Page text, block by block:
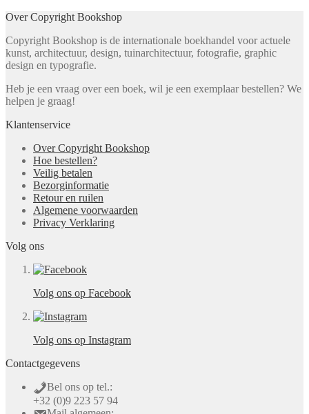
Over Copyright Bookshop
Copyright Bookshop is de internationale boekhandel voor actuele
kunst, architectuur, design, tuinarchitectuur, fotografie, graphic
design en typografie.
Heb je een vraag over een boek, wil je een exemplaar bestellen? We
helpen je graag!
Klantenservice
Over Copyright Bookshop
Hoe bestellen?
Veilig betalen
Bezorginformatie
Retour en ruilen
Algemene voorwaarden
Privacy Verklaring
Volg ons
Volg ons op Facebook
Volg ons op Instagram
Contactgegevens
Bel ons op tel.:
+32 (0)9 223 57 94